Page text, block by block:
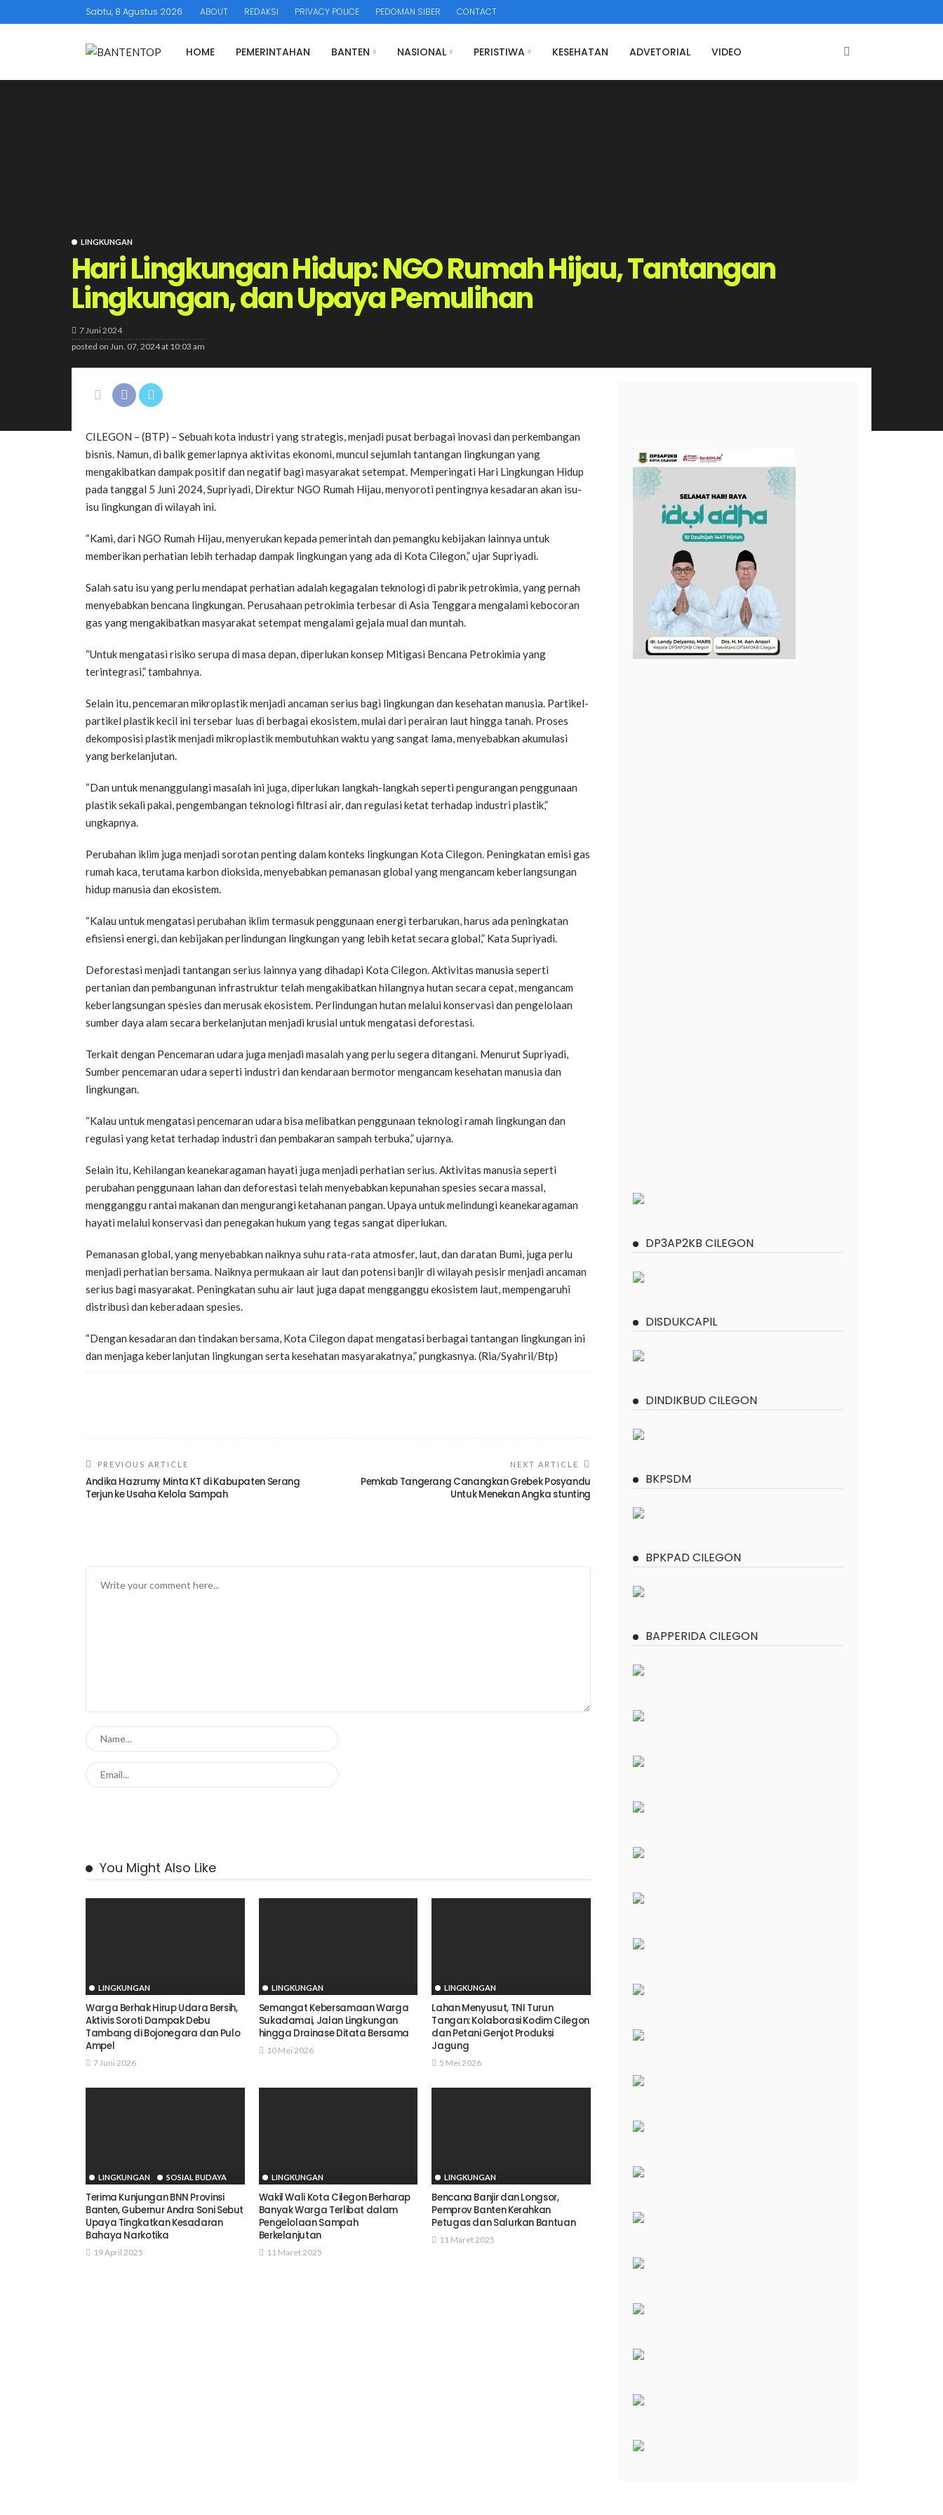
Sabtu, 8 Agustus 2026 ABOUT REDAKSI PRIVACY POLICE PEDOMAN SIBER CONTACT
HOME PEMERINTAHAN BANTEN NASIONAL PERISTIWA KESEHATAN ADVETORIAL VIDEO
LINGKUNGAN
Hari Lingkungan Hidup: NGO Rumah Hijau, Tantangan
Lingkungan, dan Upaya Pemulihan
7 Juni 2024
posted on Jun. 07, 2024 at 10:03 am
CILEGON – (BTP) – Sebuah kota industri yang strategis, menjadi pusat berbagai inovasi dan perkembangan
bisnis. Namun, di balik gemerlapnya aktivitas ekonomi, muncul sejumlah tantangan lingkungan yang
mengakibatkan dampak positif dan negatif bagi masyarakat setempat. Memperingati Hari Lingkungan Hidup
pada tanggal 5 Juni 2024, Supriyadi, Direktur NGO Rumah Hijau, menyoroti pentingnya kesadaran akan isu-
isu lingkungan di wilayah ini.
“Kami, dari NGO Rumah Hijau, menyerukan kepada pemerintah dan pemangku kebijakan lainnya untuk
memberikan perhatian lebih terhadap dampak lingkungan yang ada di Kota Cilegon,” ujar Supriyadi.
Salah satu isu yang perlu mendapat perhatian adalah kegagalan teknologi di pabrik petrokimia, yang pernah
menyebabkan bencana lingkungan. Perusahaan petrokimia terbesar di Asia Tenggara mengalami kebocoran
gas yang mengakibatkan masyarakat setempat mengalami gejala mual dan muntah.
“Untuk mengatasi risiko serupa di masa depan, diperlukan konsep Mitigasi Bencana Petrokimia yang
terintegrasi,” tambahnya.
Selain itu, pencemaran mikroplastik menjadi ancaman serius bagi lingkungan dan kesehatan manusia. Partikel-
partikel plastik kecil ini tersebar luas di berbagai ekosistem, mulai dari perairan laut hingga tanah. Proses
dekomposisi plastik menjadi mikroplastik membutuhkan waktu yang sangat lama, menyebabkan akumulasi
yang berkelanjutan.
“Dan untuk menanggulangi masalah ini juga, diperlukan langkah-langkah seperti pengurangan penggunaan
plastik sekali pakai, pengembangan teknologi filtrasi air, dan regulasi ketat terhadap industri plastik,”
ungkapnya.
Perubahan iklim juga menjadi sorotan penting dalam konteks lingkungan Kota Cilegon. Peningkatan emisi gas
rumah kaca, terutama karbon dioksida, menyebabkan pemanasan global yang mengancam keberlangsungan
hidup manusia dan ekosistem.
“Kalau untuk mengatasi perubahan iklim termasuk penggunaan energi terbarukan, harus ada peningkatan
efisiensi energi, dan kebijakan perlindungan lingkungan yang lebih ketat secara global,” Kata Supriyadi.
Deforestasi menjadi tantangan serius lainnya yang dihadapi Kota Cilegon. Aktivitas manusia seperti
pertanian dan pembangunan infrastruktur telah mengakibatkan hilangnya hutan secara cepat, mengancam
keberlangsungan spesies dan merusak ekosistem. Perlindungan hutan melalui konservasi dan pengelolaan
sumber daya alam secara berkelanjutan menjadi krusial untuk mengatasi deforestasi.
Terkait dengan Pencemaran udara juga menjadi masalah yang perlu segera ditangani. Menurut Supriyadi,
Sumber pencemaran udara seperti industri dan kendaraan bermotor mengancam kesehatan manusia dan
lingkungan.
“Kalau untuk mengatasi pencemaran udara bisa melibatkan penggunaan teknologi ramah lingkungan dan
regulasi yang ketat terhadap industri dan pembakaran sampah terbuka,” ujarnya.
Selain itu, Kehilangan keanekaragaman hayati juga menjadi perhatian serius. Aktivitas manusia seperti
perubahan penggunaan lahan dan deforestasi telah menyebabkan kepunahan spesies secara massal,
mengganggu rantai makanan dan mengurangi ketahanan pangan. Upaya untuk melindungi keanekaragaman
hayati melalui konservasi dan penegakan hukum yang tegas sangat diperlukan.
Pemanasan global, yang menyebabkan naiknya suhu rata-rata atmosfer, laut, dan daratan Bumi, juga perlu
menjadi perhatian bersama. Naiknya permukaan air laut dan potensi banjir di wilayah pesisir menjadi ancaman
serius bagi masyarakat. Peningkatan suhu air laut juga dapat mengganggu ekosistem laut, mempengaruhi
distribusi dan keberadaan spesies.
“Dengan kesadaran dan tindakan bersama, Kota Cilegon dapat mengatasi berbagai tantangan lingkungan ini
dan menjaga keberlanjutan lingkungan serta kesehatan masyarakatnya,” pungkasnya. (Ria/Syahril/Btp)
PREVIOUS ARTICLE
Andika Hazrumy Minta KT di Kabupaten Serang
Terjun ke Usaha Kelola Sampah
NEXT ARTICLE
Pemkab Tangerang Canangkan Grebek Posyandu
Untuk Menekan Angka stunting
You Might Also Like
LINGKUNGAN
Warga Berhak Hirup Udara Bersih,
Aktivis Soroti Dampak Debu
Tambang di Bojonegara dan Pulo
Ampel
7 Juni 2026
LINGKUNGAN
Semangat Kebersamaan Warga
Sukadamai, Jalan Lingkungan
hingga Drainase Ditata Bersama
10 Mei 2026
LINGKUNGAN
Lahan Menyusut, TNI Turun
Tangan: Kolaborasi Kodim Cilegon
dan Petani Genjot Produksi
Jagung
5 Mei 2026
LINGKUNGAN SOSIAL BUDAYA
Terima Kunjungan BNN Provinsi
Banten, Gubernur Andra Soni Sebut
Upaya Tingkatkan Kesadaran
Bahaya Narkotika
19 April 2025
LINGKUNGAN
Wakil Wali Kota Cilegon Berharap
Banyak Warga Terlibat dalam
Pengelolaan Sampah
Berkelanjutan
11 Maret 2025
LINGKUNGAN
Bencana Banjir dan Longsor,
Pemprov Banten Kerahkan
Petugas dan Salurkan Bantuan
11 Maret 2025
DP3AP2KB CILEGON
DISDUKCAPIL
DINDIKBUD CILEGON
BKPSDM
BPKPAD CILEGON
BAPPERIDA CILEGON